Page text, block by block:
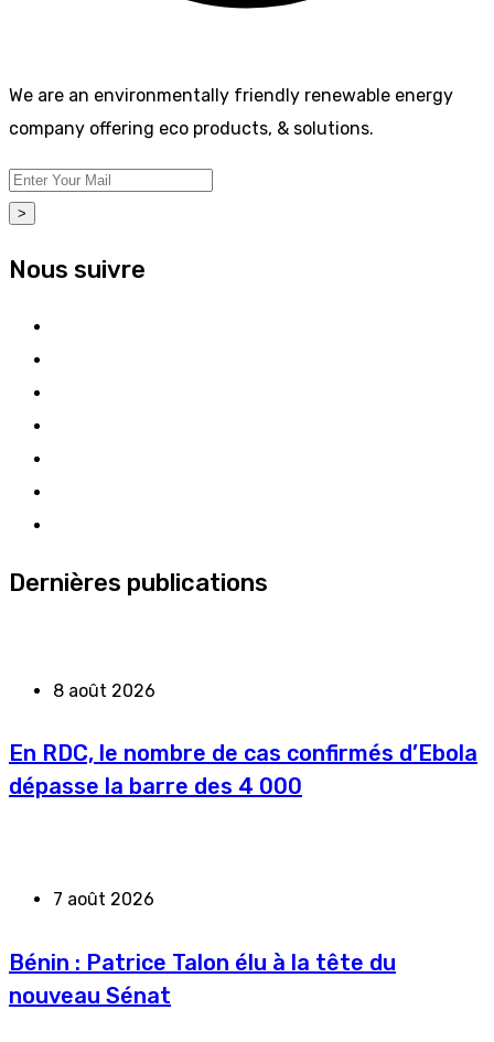
We are an environmentally friendly renewable energy
company offering eco products, & solutions.
>
Nous suivre
Dernières publications
8 août 2026
En RDC, le nombre de cas confirmés d’Ebola
dépasse la barre des 4 000
7 août 2026
Bénin : Patrice Talon élu à la tête du
nouveau Sénat